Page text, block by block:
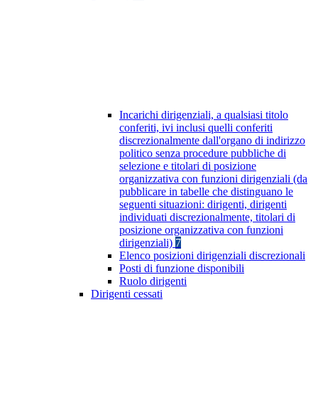
Incarichi dirigenziali, a qualsiasi titolo
conferiti, ivi inclusi quelli conferiti
discrezionalmente dall'organo di indirizzo
politico senza procedure pubbliche di
selezione e titolari di posizione
organizzativa con funzioni dirigenziali (da
pubblicare in tabelle che distinguano le
seguenti situazioni: dirigenti, dirigenti
individuati discrezionalmente, titolari di
posizione organizzativa con funzioni
dirigenziali) 7
Elenco posizioni dirigenziali discrezionali
Posti di funzione disponibili
Ruolo dirigenti
Dirigenti cessati